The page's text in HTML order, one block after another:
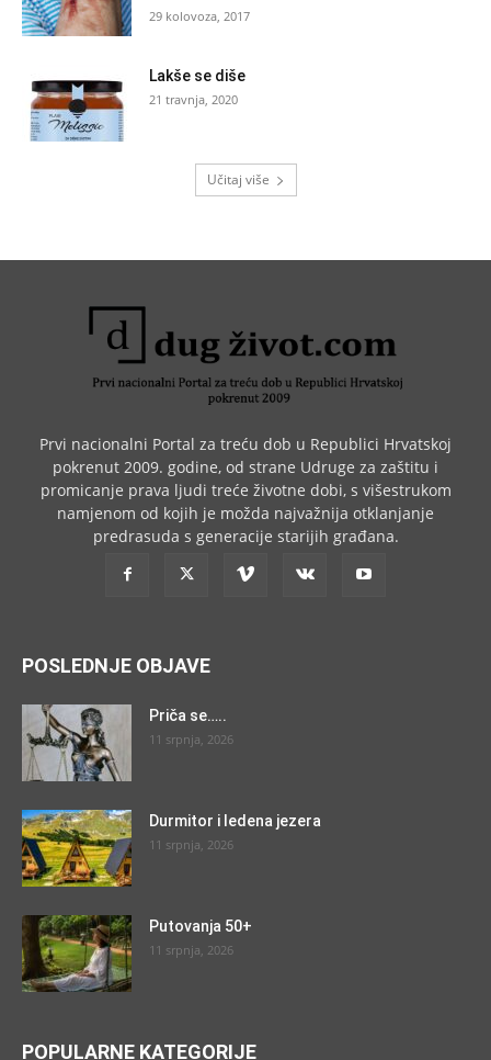
29 kolovoza, 2017
Lakše se diše
21 travnja, 2020
Učitaj više
Prvi nacionalni Portal za treću dob u Republici Hrvatskoj
pokrenut 2009. godine, od strane Udruge za zaštitu i
promicanje prava ljudi treće životne dobi, s višestrukom
namjenom od kojih je možda najvažnija otklanjanje
predrasuda s generacije starijih građana.
POSLEDNJE OBJAVE
Priča se…..
11 srpnja, 2026
Durmitor i ledena jezera
11 srpnja, 2026
Putovanja 50+
11 srpnja, 2026
POPULARNE KATEGORIJE